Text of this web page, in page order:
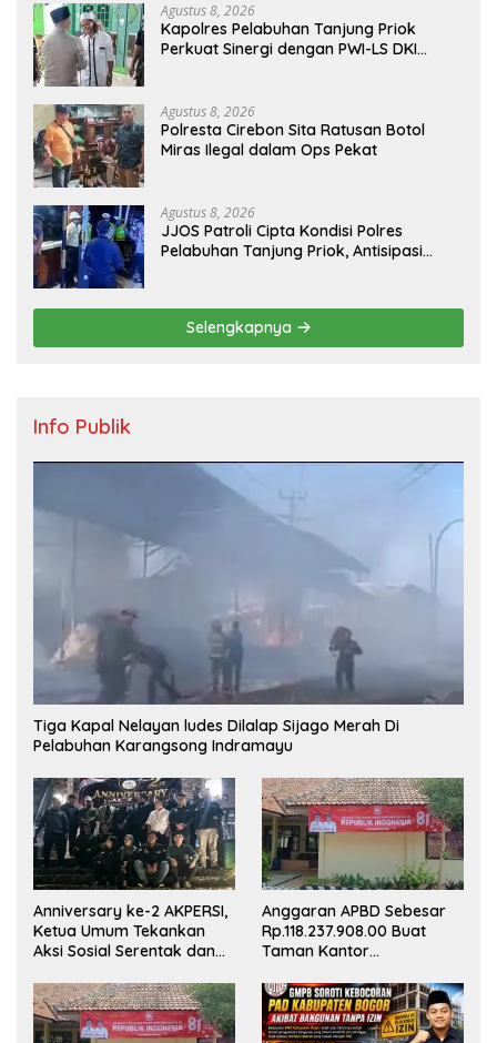
Agustus 8, 2026
Kapolres Pelabuhan Tanjung Priok
Perkuat Sinergi dengan PWI-LS DKI
Agustus 8, 2026
Polresta Cirebon Sita Ratusan Botol
Miras Ilegal dalam Ops Pekat
Agustus 8, 2026
JJOS Patroli Cipta Kondisi Polres
Pelabuhan Tanjung Priok, Antisipasi
Selengkapnya
Info Publik
Tiga Kapal Nelayan ludes Dilalap Sijago Merah Di
Pelabuhan Karangsong Indramayu
Anniversary ke-2 AKPERSI,
Ketua Umum Tekankan
Aksi Sosial Serentak dan
Konstituen ke Dewan Pers
Anggaran APBD Sebesar
Rp.118.237.908.00 Buat
Taman Kantor
Masuk Akal, Harus
Dipertanggungjawabkan
Secara Terbuka!